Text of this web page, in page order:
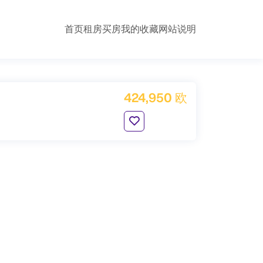
首页租房买房我的收藏网站说明
424,950 欧